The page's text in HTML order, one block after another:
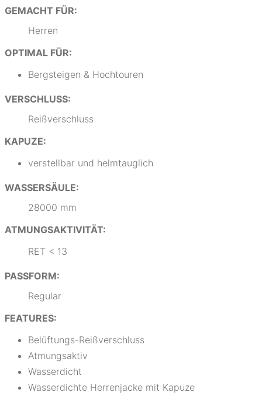
GEMACHT FÜR:
Herren
OPTIMAL FÜR:
Bergsteigen & Hochtouren
VERSCHLUSS:
Reißverschluss
KAPUZE:
verstellbar und helmtauglich
WASSERSÄULE:
28000 mm
ATMUNGSAKTIVITÄT:
RET < 13
PASSFORM:
Regular
FEATURES:
Belüftungs-Reißverschluss
Atmungsaktiv
Wasserdicht
Wasserdichte Herrenjacke mit Kapuze